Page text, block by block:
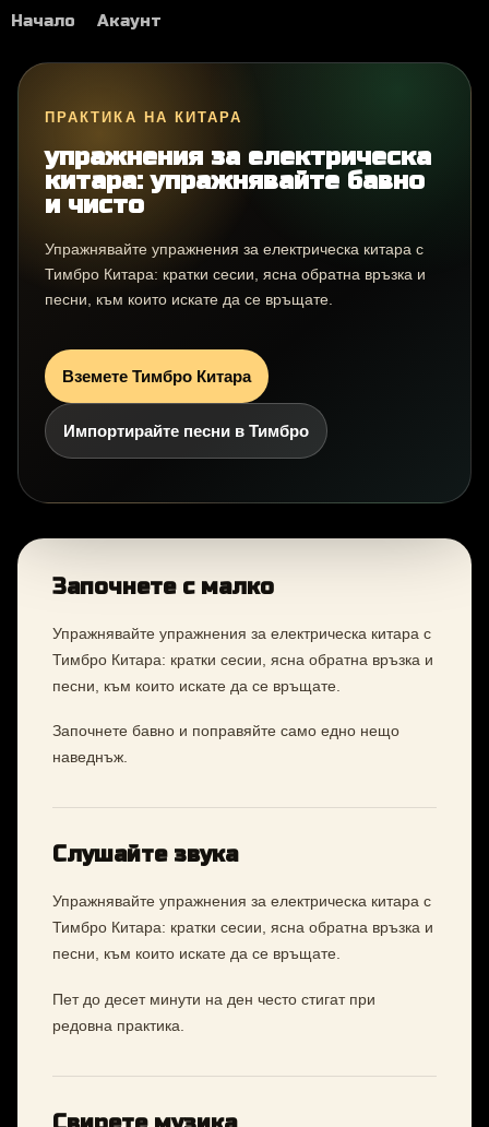
Начало Акаунт
ПРАКТИКА НА КИТАРА
упражнения за електрическа
китара: упражнявайте бавно
и чисто
Упражнявайте упражнения за електрическа китара с
Тимбро Китара: кратки сесии, ясна обратна връзка и
песни, към които искате да се връщате.
Вземете Тимбро Китара
Импортирайте песни в Тимбро
Започнете с малко
Упражнявайте упражнения за електрическа китара с
Тимбро Китара: кратки сесии, ясна обратна връзка и
песни, към които искате да се връщате.
Започнете бавно и поправяйте само едно нещо
наведнъж.
Слушайте звука
Упражнявайте упражнения за електрическа китара с
Тимбро Китара: кратки сесии, ясна обратна връзка и
песни, към които искате да се връщате.
Пет до десет минути на ден често стигат при
редовна практика.